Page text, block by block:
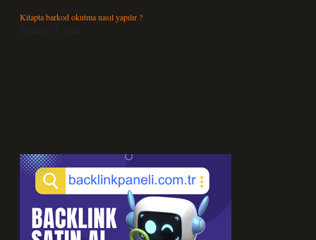
Kitapta barkod okutma nasıl yapılır ?
Temmuz 25, 2026